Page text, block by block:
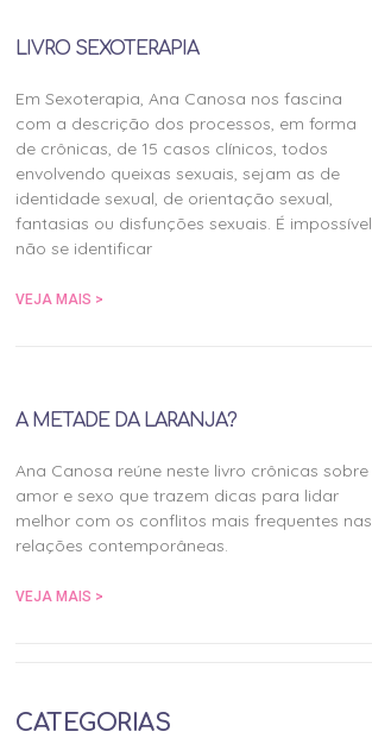
LIVRO SEXOTERAPIA
Em Sexoterapia, Ana Canosa nos fascina
com a descrição dos processos, em forma
de crônicas, de 15 casos clínicos, todos
envolvendo queixas sexuais, sejam as de
identidade sexual, de orientação sexual,
fantasias ou disfunções sexuais. É impossível
não se identificar
VEJA MAIS >
A METADE DA LARANJA?
Ana Canosa reúne neste livro crônicas sobre
amor e sexo que trazem dicas para lidar
melhor com os conflitos mais frequentes nas
relações contemporâneas.
VEJA MAIS >
CATEGORIAS